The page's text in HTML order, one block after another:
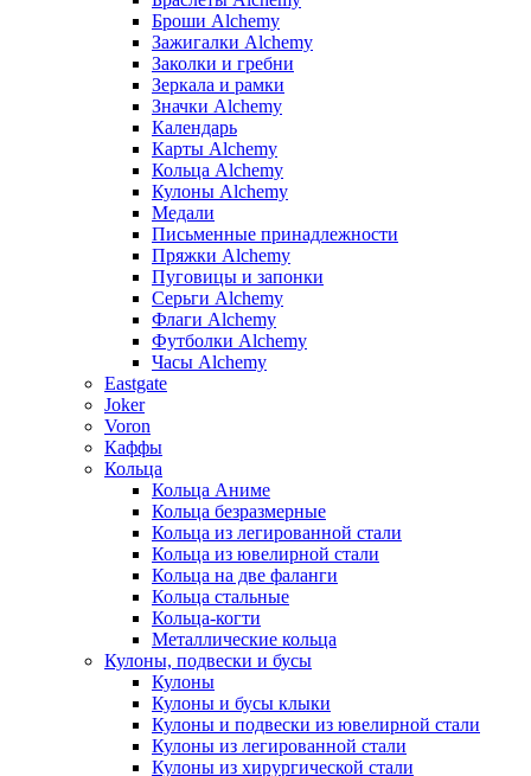
Броши Alchemy
Зажигалки Alchemy
Заколки и гребни
Зеркала и рамки
Значки Alchemy
Календарь
Карты Alchemy
Кольца Alchemy
Кулоны Alchemy
Медали
Письменные принадлежности
Пряжки Alchemy
Пуговицы и запонки
Серьги Alchemy
Флаги Alchemy
Футболки Alchemy
Часы Alchemy
Eastgate
Joker
Voron
Каффы
Кольца
Кольца Аниме
Кольца безразмерные
Кольца из легированной стали
Кольца из ювелирной стали
Кольца на две фаланги
Кольца стальные
Кольца-когти
Металлические кольца
Кулоны, подвески и бусы
Кулоны
Кулоны и бусы клыки
Кулоны и подвески из ювелирной стали
Кулоны из легированной стали
Кулоны из хирургической стали